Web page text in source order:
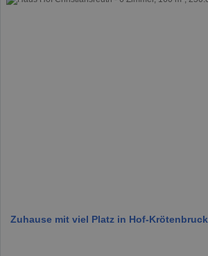
Zuhause mit viel Platz in Hof-Krötenbruck